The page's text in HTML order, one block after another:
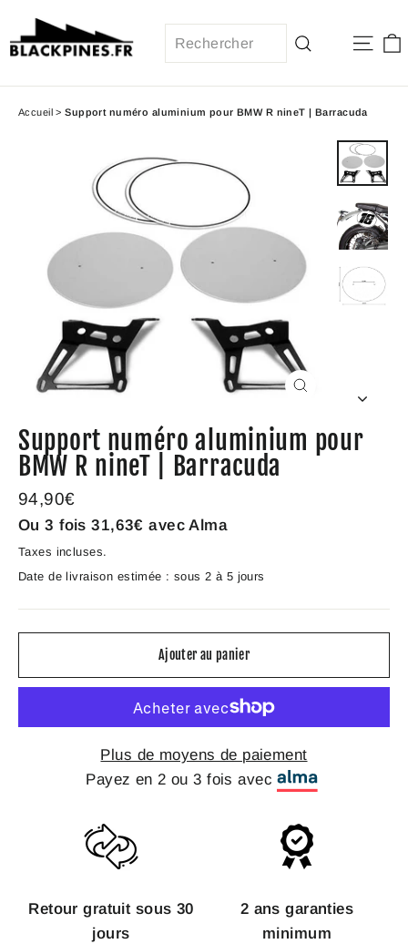
au
contenu
Accueil >Support numéro aluminium pour BMW R nineT | Barracuda
Support numéro aluminium pour
BMW R nineT | Barracuda
Prix
régulier
94,90€
Ou 3 fois31,63€avec Alma
Taxes incluses.
Date de livraison estimée : sous 2 à 5 jours
Ajouter au panier
Plus de moyens de paiement
Payez en 2 ou 3 fois avec
Retour gratuit sous 30
jours
2 ans garanties
minimum